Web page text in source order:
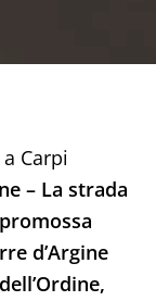
Carpi
– La strada
d’Argine